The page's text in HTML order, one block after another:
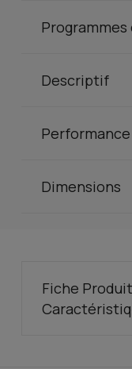
Descriptif
Dimensions
Fiche